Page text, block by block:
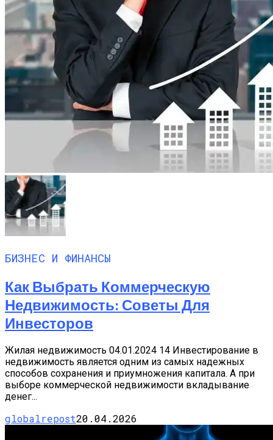
БИЗНЕС И ФИНАНСЫ
Как Выбрать Коммерческую
Недвижимость: Советы Для
Инвесторов
Жилая недвижимость 04.01.2024 14 Инвестирование в
недвижимость является одним из самых надежных
способов сохранения и приумножения капитала. А при
выборе коммерческой недвижимости вкладывание
денег...
globalrepost20.04.2026